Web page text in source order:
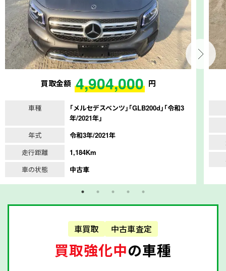
買取金額 4,904,000 円
車種
｢メルセデスベンツ｣｢GLB200d｣｢令和3
年/2021年｣
年式
令和3年/2021年
走行距離
1,184Km
車の状態
中古車
車買取 中古車査定
買取強化中の車種